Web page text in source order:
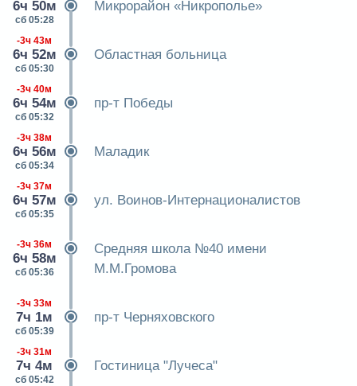
6ч 50м
сб 05:28
Микрорайон «Никрополье»
-3ч 43м
6ч 52м
сб 05:30
Областная больница
-3ч 40м
6ч 54м
сб 05:32
пр-т Победы
-3ч 38м
6ч 56м
сб 05:34
Маладик
-3ч 37м
6ч 57м
сб 05:35
ул. Воинов-Интернационалистов
-3ч 36м
6ч 58м
сб 05:36
Средняя школа №40 имени
М.М.Громова
-3ч 33м
7ч 1м
сб 05:39
пр-т Черняховского
-3ч 31м
7ч 4м
сб 05:42
Гостиница "Лучеса"